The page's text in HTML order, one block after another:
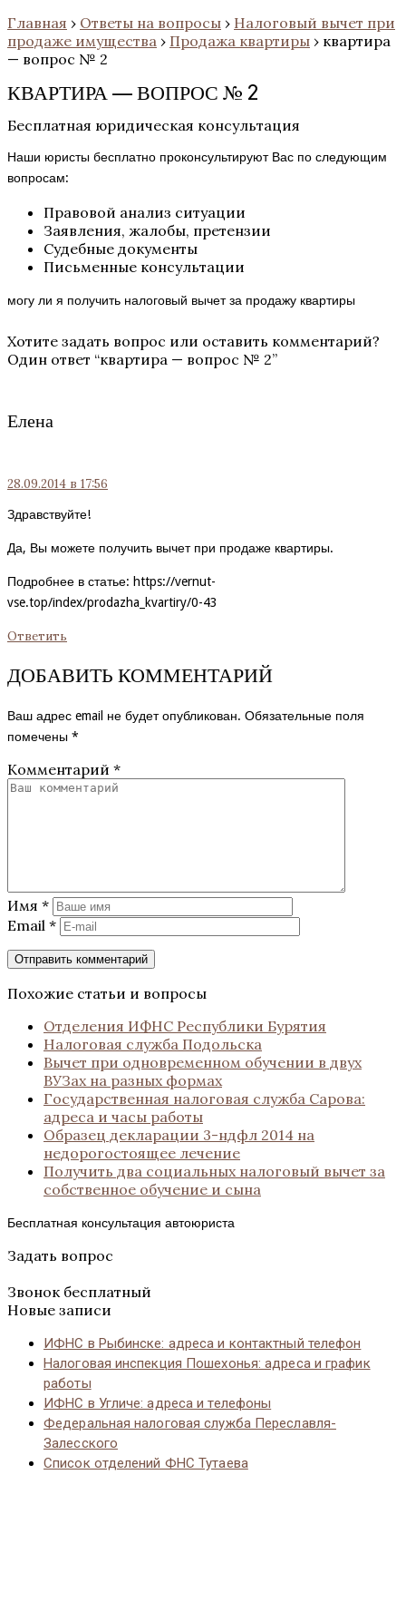
Главная › Ответы на вопросы › Налоговый вычет при
продаже имущества › Продажа квартиры › квартира
— вопрос № 2
КВАРТИРА — ВОПРОС № 2
Бесплатная юридическая консультация
Наши юристы бесплатно проконсультируют Вас по следующим
вопросам:
Правовой анализ ситуации
Заявления, жалобы, претензии
Судебные документы
Письменные консультации
могу ли я получить налоговый вычет за продажу квартиры
Хотите задать вопрос или оставить комментарий?
Один ответ “квартира — вопрос № 2”
Елена
28.09.2014 в 17:56
Здравствуйте!
Да, Вы можете получить вычет при продаже квартиры.
Подробнее в статье: https://vernut-
vse.top/index/prodazha_kvartiry/0-43
Ответить
ДОБАВИТЬ КОММЕНТАРИЙ
Ваш адрес email не будет опубликован. Обязательные поля
помечены *
Комментарий *
Имя *
Email *
Похожие статьи и вопросы
Отделения ИФНС Республики Бурятия
Налоговая служба Подольска
Вычет при одновременном обучении в двух
ВУЗах на разных формах
Государственная налоговая служба Сарова:
адреса и часы работы
Образец декларации 3-ндфл 2014 на
недорогостоящее лечение
Получить два социальных налоговый вычет за
собственное обучение и сына
Бесплатная консультация автоюриста
Задать вопрос
Звонок бесплатный
Новые записи
ИФНС в Рыбинске: адреса и контактный телефон
Налоговая инспекция Пошехонья: адреса и график
работы
ИФНС в Угличе: адреса и телефоны
Федеральная налоговая служба Переславля-
Залесского
Список отделений ФНС Тутаева